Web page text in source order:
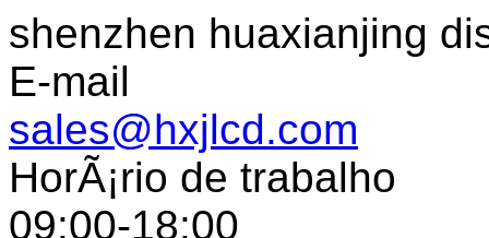
shenzhen huaxianjing
E-mail
sales@hxjlcd.com
HorÃ¡rio de trabalho
09:00-18:00